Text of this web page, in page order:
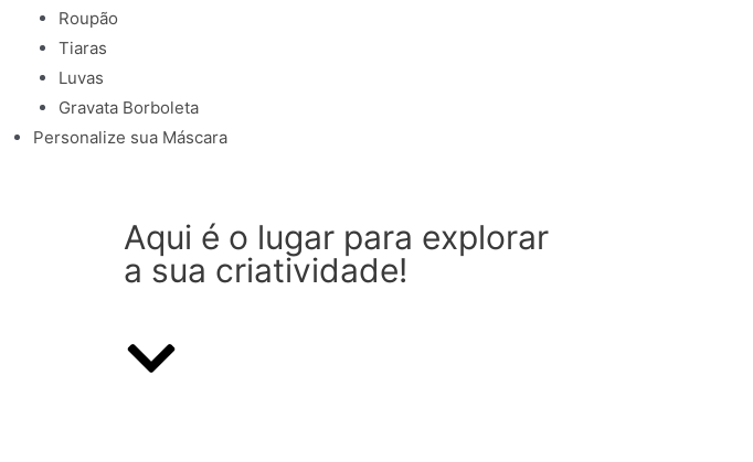
Roupão
Tiaras
Luvas
Gravata Borboleta
Personalize sua Máscara
Aqui é o lugar para explorar
a sua criatividade!